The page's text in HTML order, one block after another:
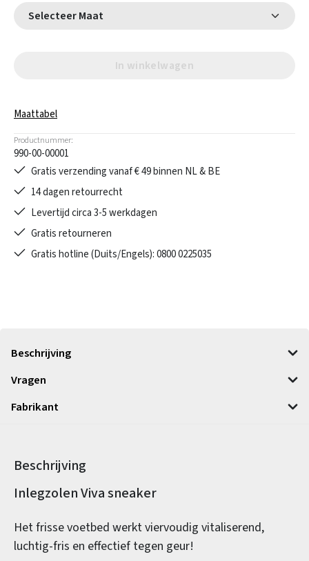
Selecteer Maat
In winkelwagen
Maattabel
Productnummer:
990-00-00001
Gratis verzending vanaf € 49 binnen NL & BE
14 dagen retourrecht
Levertijd circa 3-5 werkdagen
Gratis retourneren
Gratis hotline (Duits/Engels): 0800 0225035
Beschrijving
Vragen
Fabrikant
Beschrijving
Productinformatie
Inlegzolen Viva sneaker
Het frisse voetbed werkt viervoudig vitaliserend,
luchtig-fris en effectief tegen geur!